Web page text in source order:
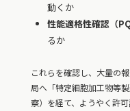
動くか
性能適格性確認（PQ
るか
これらを確認し、大量の
局へ「特定細胞加工物等
察）を経て、ようやく許